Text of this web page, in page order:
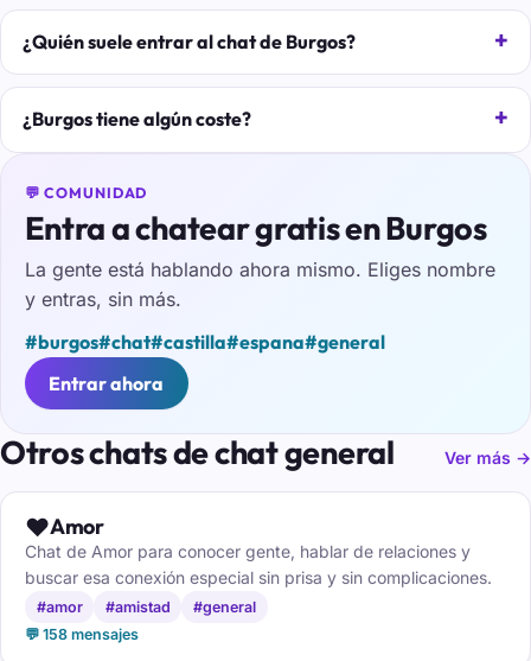
¿Quién suele entrar al chat de Burgos?
¿Burgos tiene algún coste?
💬 COMUNIDAD
Entra a chatear gratis en Burgos
La gente está hablando ahora mismo. Eliges nombre
y entras, sin más.
#burgos#chat#castilla#espana#general
Entrar ahora
Otros chats de chat general Ver más →
❤️Amor
Chat de Amor para conocer gente, hablar de relaciones y
buscar esa conexión especial sin prisa y sin complicaciones.
#amor #amistad
#general
💬 158 mensajes